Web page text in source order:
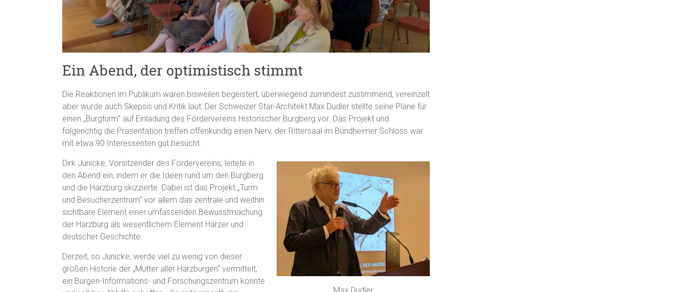
Ein Abend, der optimistisch stimmt
Die Reaktionen im Publikum waren bisweilen begeistert, überwiegend zumindest zustimmend, vereinzelt
aber wurde auch Skepsis und Kritik laut: Der Schweizer Star-Architekt Max Dudler stellte seine Pläne für
einen „Burgturm“ auf Einladung des Fördervereins Historischer Burgberg vor. Das Projekt und
folgerichtig die Präsentation treffen offenkundig einen Nerv, der Rittersaal im Bündheimer Schloss war
mit etwa 90 Interessenten gut besucht.
Dirk Junicke, Vorsitzender des Fördervereins, leitete in
den Abend ein, indem er die Ideen rund um den Burgberg
und die Harzburg skizzierte. Dabei ist das Projekt „Turm
und Besucherzentrum“ vor allem das zentrale und weithin
sichtbare Element einer umfassenden Bewusstmachung
der Harzburg als wesentlichem Element Harzer und
deutscher Geschichte.
Derzeit, so Junicke, werde viel zu wenig von dieser
großen Historie der „Mutter aller Harzburgen“ vermittelt,
ein Burgen-Informations- und Forschungszentrum könnte